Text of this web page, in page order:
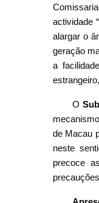
actividade
alargar o
geração
a
O
de Macau
neste
precoce